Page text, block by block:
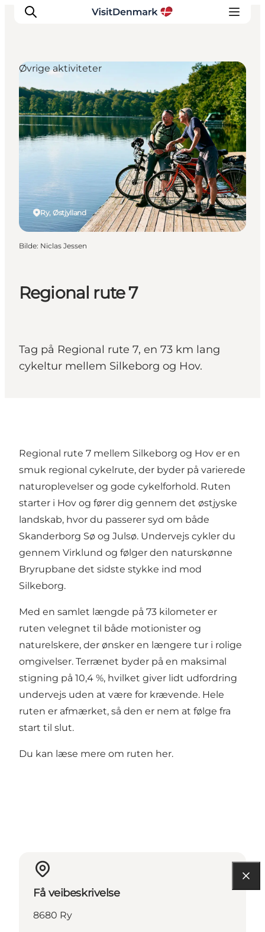
Inspirasjon
Reisemål
Aktiviteter
Planlegg reisen
Regional rute 7
Tag på Regional rute 7, en 73 km lang
cykeltur mellem Silkeborg og Hov.
Ry, Østjylland
Øvrige aktiviteter
Bilde: Niclas Jessen
Regional rute 7 mellem Silkeborg og Hov er en
smuk regional cykelrute, der byder på varierede
naturoplevelser og gode cykelforhold. Ruten
starter i Hov og fører dig gennem det østjyske
landskab, hvor du passerer syd om både
Skanderborg Sø og Julsø. Undervejs cykler du
gennem Virklund og følger den naturskønne
Bryrupbane det sidste stykke ind mod
Silkeborg.
Med en samlet længde på 73 kilometer er
ruten velegnet til både motionister og
naturelskere, der ønsker en længere tur i rolige
omgivelser. Terrænet byder på en maksimal
stigning på 10,4 %, hvilket giver lidt udfordring
undervejs uden at være for krævende. Hele
ruten er afmærket, så den er nem at følge fra
start til slut.
Du kan læse mere om ruten her.
Få veibeskrivelse
8680 Ry